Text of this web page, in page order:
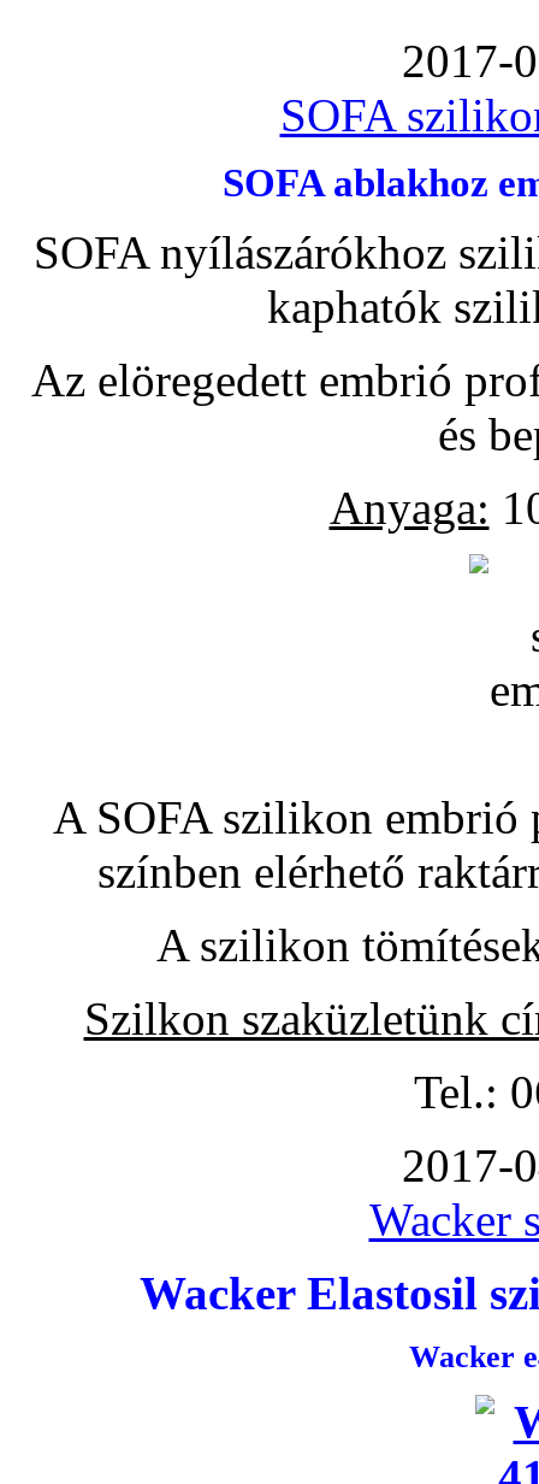
2017-
SOFA
SOFA ablakhoz
SOFA nyílászárókhoz
kaphatók
Az elöregedett embrió
és
Anyaga:
A SOFA szilikon embrió
színben elérhető
A szilikon
Szilkon szaküzletünk
Tel.:
2017-
Wacker
Wacker Elastosil
Wacker